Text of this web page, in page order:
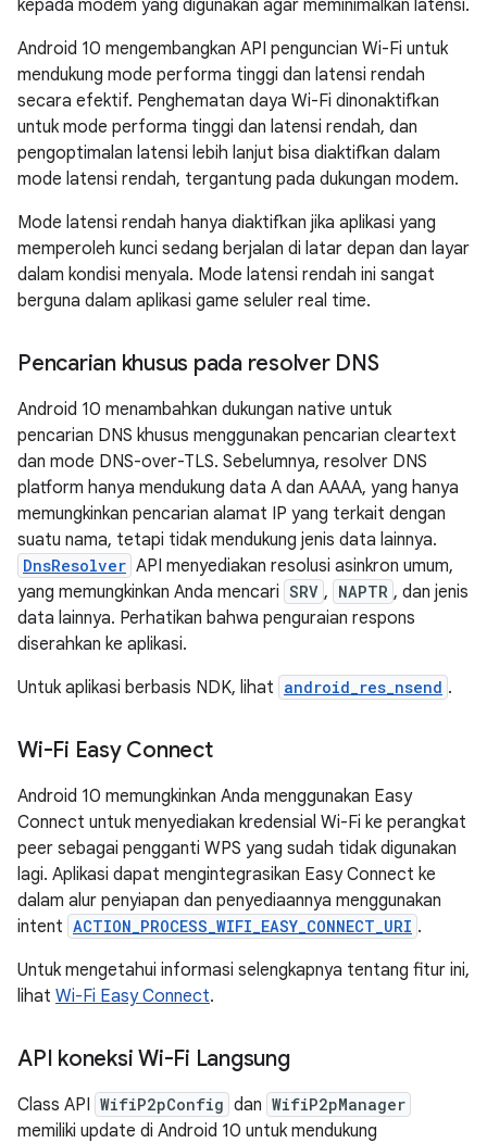
kepada modem yang digunakan agar meminimalkan latensi.
Android 10 mengembangkan API penguncian Wi-Fi untuk
mendukung mode performa tinggi dan latensi rendah
secara efektif. Penghematan daya Wi-Fi dinonaktifkan
untuk mode performa tinggi dan latensi rendah, dan
pengoptimalan latensi lebih lanjut bisa diaktifkan dalam
mode latensi rendah, tergantung pada dukungan modem.
Mode latensi rendah hanya diaktifkan jika aplikasi yang
memperoleh kunci sedang berjalan di latar depan dan layar
dalam kondisi menyala. Mode latensi rendah ini sangat
berguna dalam aplikasi game seluler real time.
Pencarian khusus pada resolver DNS
Android 10 menambahkan dukungan native untuk
pencarian DNS khusus menggunakan pencarian cleartext
dan mode DNS-over-TLS. Sebelumnya, resolver DNS
platform hanya mendukung data A dan AAAA, yang hanya
memungkinkan pencarian alamat IP yang terkait dengan
suatu nama, tetapi tidak mendukung jenis data lainnya.
DnsResolver API menyediakan resolusi asinkron umum,
yang memungkinkan Anda mencari SRV , NAPTR , dan jenis
data lainnya. Perhatikan bahwa penguraian respons
diserahkan ke aplikasi.
Untuk aplikasi berbasis NDK, lihat android_res_nsend .
Wi-Fi Easy Connect
Android 10 memungkinkan Anda menggunakan Easy
Connect untuk menyediakan kredensial Wi-Fi ke perangkat
peer sebagai pengganti WPS yang sudah tidak digunakan
lagi. Aplikasi dapat mengintegrasikan Easy Connect ke
dalam alur penyiapan dan penyediaannya menggunakan
intent ACTION_PROCESS_WIFI_EASY_CONNECT_URI .
Untuk mengetahui informasi selengkapnya tentang fitur ini,
lihat Wi-Fi Easy Connect.
API koneksi Wi-Fi Langsung
Class API WifiP2pConfig dan WifiP2pManager
memiliki update di Android 10 untuk mendukung